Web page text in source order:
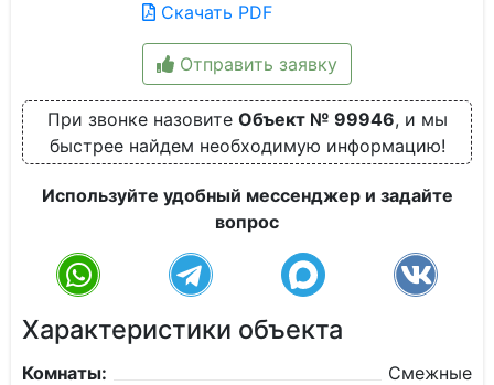
Скачать PDF
Отправить заявку
При звонке назовите Объект № 99946, и мы
быстрее найдем необходимую информацию!
Используйте удобный мессенджер и задайте
вопрос
Характеристики объекта
Комнаты:
Смежные